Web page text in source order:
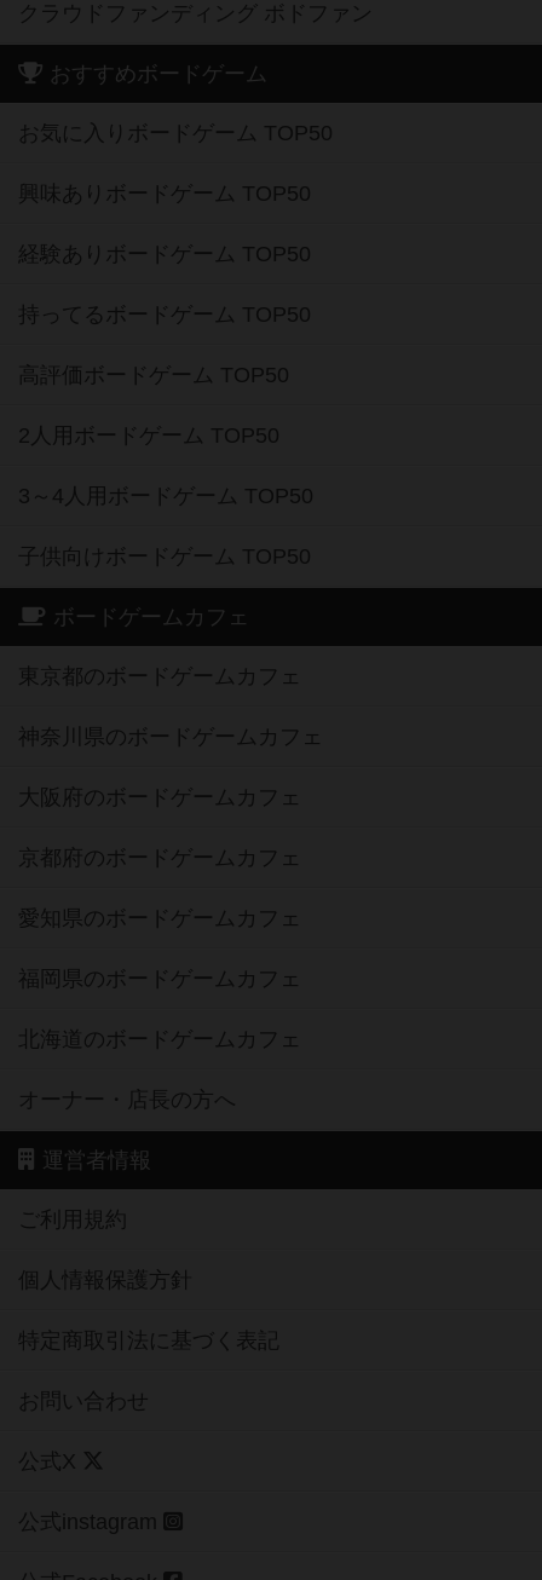
クラウドファンディング ボドファン
おすすめボードゲーム
お気に入りボードゲーム TOP50
興味ありボードゲーム TOP50
経験ありボードゲーム TOP50
持ってるボードゲーム TOP50
高評価ボードゲーム TOP50
2人用ボードゲーム TOP50
3～4人用ボードゲーム TOP50
子供向けボードゲーム TOP50
ボードゲームカフェ
東京都のボードゲームカフェ
神奈川県のボードゲームカフェ
大阪府のボードゲームカフェ
京都府のボードゲームカフェ
愛知県のボードゲームカフェ
福岡県のボードゲームカフェ
北海道のボードゲームカフェ
オーナー・店長の方へ
運営者情報
ご利用規約
個人情報保護方針
特定商取引法に基づく表記
お問い合わせ
公式X
公式instagram